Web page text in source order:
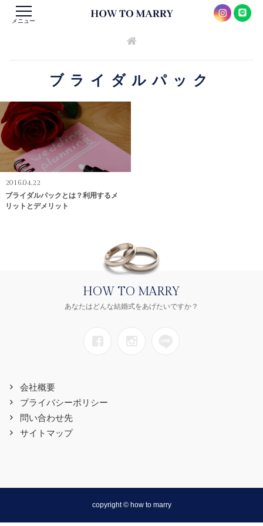
メニュー
ブライダルパック
2016.04.22
ブライダルパックとは？利用するメ
リットとデメリット
HOW TO MARRY
あなたはどんな結婚式をあげたいですか？
会社概要
プライバシーポリシー
問い合わせ先
サイトマップ
copyright © how to marry